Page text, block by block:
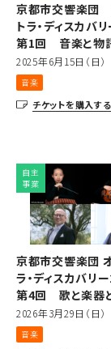
京都市交響楽団
トラ・ディスカバ
第1回 音楽と物
2025年6月15日（日）
音楽
チケットを購入する
自主
事業
京都市交響楽団
ラ・ディスカバリ
第4回 歌と楽器
2026年3月29日（日）
音楽